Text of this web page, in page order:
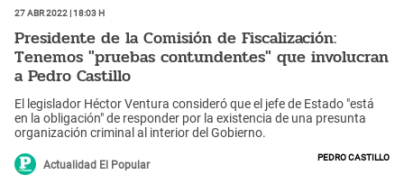
27 Abr 2022 | 18:03 h
Presidente de la Comisión de Fiscalización:
Tenemos "pruebas contundentes" que involucran
a Pedro Castillo
El legislador Héctor Ventura consideró que el jefe de Estado "está
en la obligación" de responder por la existencia de una presunta
organización criminal al interior del Gobierno.
Actualidad El Popular
Pedro Castillo